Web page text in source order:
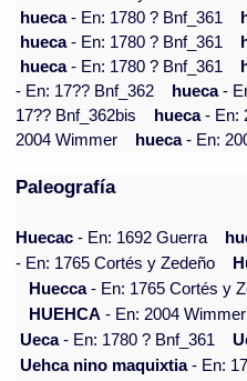
hueca- En: 1780 ? Bnf_361
hueca- En: 1780 ? Bnf_361
hueca- En: 1780 ? Bnf_361
- En: 17?? Bnf_362
hueca-
17?? Bnf_362bis
hueca- En:
2004 Wimmer
hueca- En:
Paleografía
Huecac - En: 1692 Guerra
- En: 1765 Cortés y Zedeño
Huecca- En: 1765 Cortés y
HUEHCA - En: 2004 Wimmer
Ueca- En: 1780 ? Bnf_361
Uehca nino maquixtia- En: